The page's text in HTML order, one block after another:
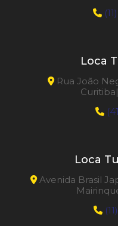
Loca
Rua João
Loca
Avenida Brasil